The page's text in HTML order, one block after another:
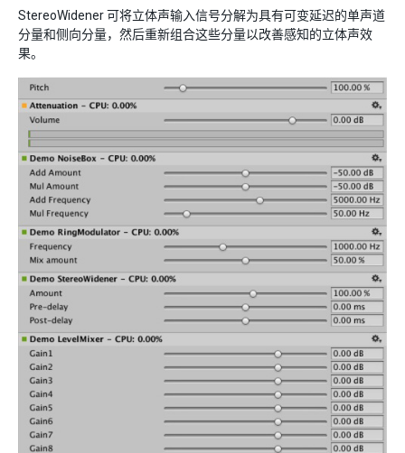
StereoWidener 可将立体声输入信号分解为具有可变延迟的单声道
分量和侧向分量，然后重新组合这些分量以改善感知的立体声效
果。